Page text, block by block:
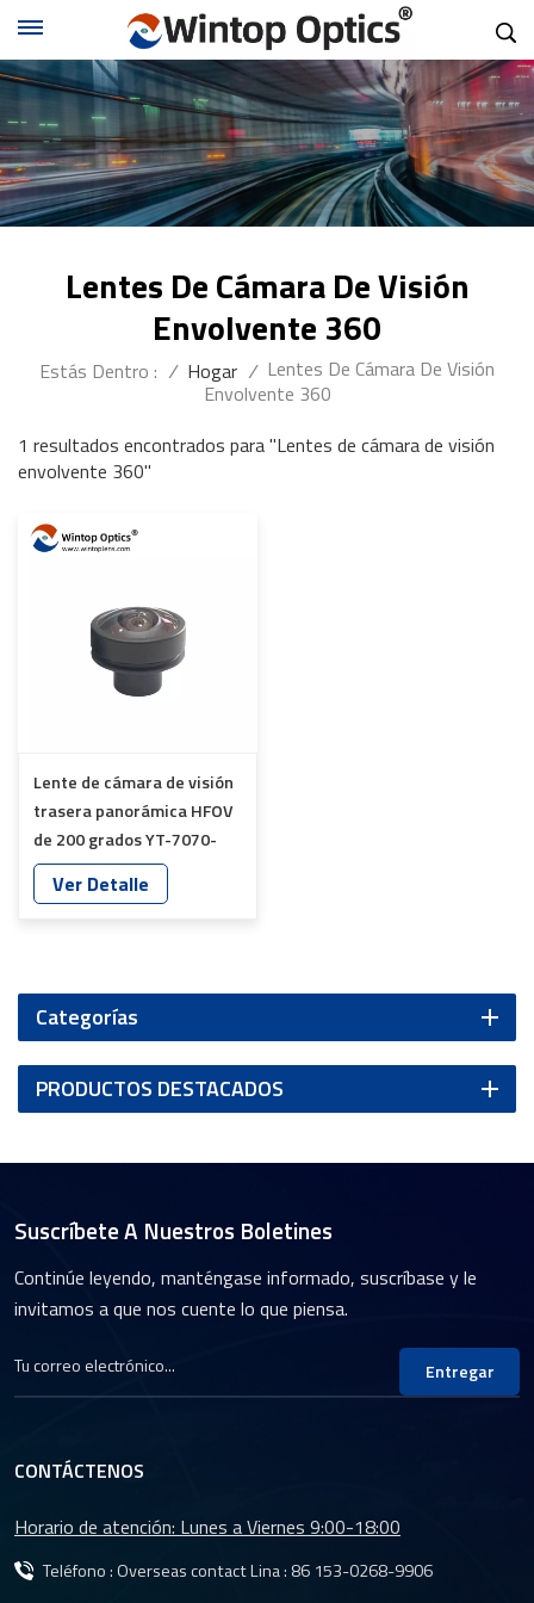
Lentes De Cámara De Visión
Envolvente 360
Estás Dentro : / Hogar / Lentes De Cámara De Visión
Envolvente 360
1 resultados encontrados para "Lentes de cámara de visión
envolvente 360"
Lente de cámara de visión
trasera panorámica HFOV
de 200 grados YT-7070-
H1-A
Ver Detalle
Categorías
PRODUCTOS DESTACADOS
Suscríbete A Nuestros Boletines
Continúe leyendo, manténgase informado, suscríbase y le
invitamos a que nos cuente lo que piensa.
Entregar
CONTÁCTENOS
Horario de atención: Lunes a Viernes 9:00-18:00
Teléfono : Overseas contact Lina : 86 153-0268-9906